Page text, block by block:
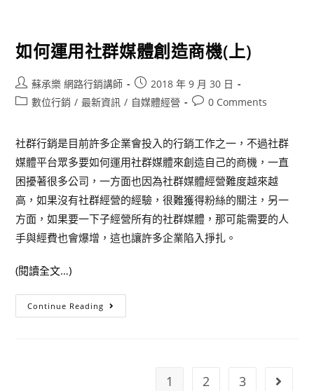
如何運用社群媒體創造商機(上)
蘇承樂 網路行銷講師
2018 年 9 月 30 日
數位行銷 / 最新資訊 / 自媒體經營 0 Comments
社群行銷是目前許多企業會投入的行銷工作之一，不過社群
媒體平台眾多要如何運用社群媒體來創造自己的商機，一直
困擾著很多公司，一方面也因為社群媒體經營難度越來越
高，如果沒有社群經營的經驗，很難獲得粉絲的關注，另一
方面，如果要一下子經營所有的社群媒體，那可能需要的人
手與經費也會爆增，這也讓許多企業陷入掙扎。
(閱讀全文…)
Continue Reading
1 2 3